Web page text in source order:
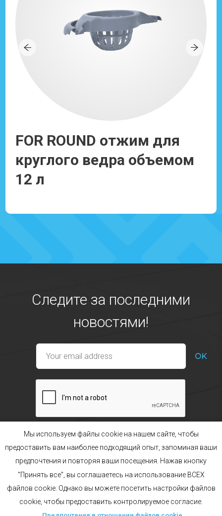
FOR ROUND отжим для
круглого ведра объемом
12 л
Следите за последними
новостями!
Наши ассортименты
Бренд POL’HOP
Предпочтения в отношении файлов cookie
Юридические аспекты
Карта сайта
Создание acti
Français
English Русский
Мы используем файлы cookie на нашем сайте, чтобы
предоставить вам наиболее подходящий опыт, запоминая ваши
предпочтения и повторяя ваши посещения. Нажав кнопку
"Принять все", вы соглашаетесь на использование ВСЕХ
файлов cookie. Однако вы можете посетить настройки файлов
cookie, чтобы предоставить контролируемое согласие.